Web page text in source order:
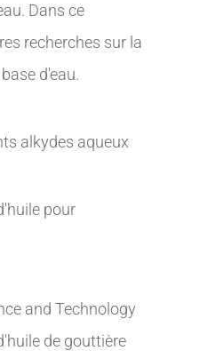
Dans ce
recherches sur la
d'eau.
alkydes aqueux
pour
and Technology
de gouttière